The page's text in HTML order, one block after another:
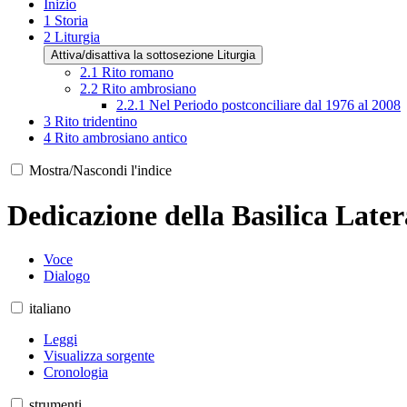
Inizio
1 Storia
2 Liturgia
Attiva/disattiva la sottosezione Liturgia
2.1 Rito romano
2.2 Rito ambrosiano
2.2.1 Nel Periodo postconciliare dal 1976 al 2008
3 Rito tridentino
4 Rito ambrosiano antico
Mostra/Nascondi l'indice
Dedicazione della Basilica
Voce
Dialogo
italiano
Leggi
Visualizza sorgente
Cronologia